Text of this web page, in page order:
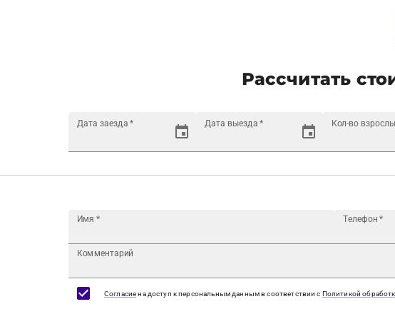
Рассчитать
Дата заезда * Дата выезда * Кол-во
Имя * Телефон *
Комментарий
Согласиена доступ к персональным данным в соответствии с Политикой